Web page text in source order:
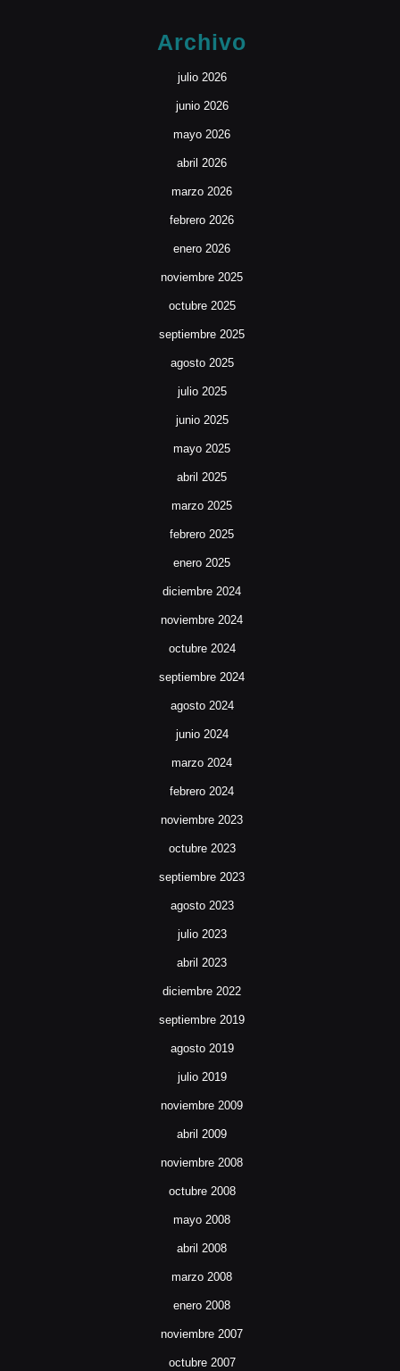
Archivo
julio 2026
junio 2026
mayo 2026
abril 2026
marzo 2026
febrero 2026
enero 2026
noviembre 2025
octubre 2025
septiembre 2025
agosto 2025
julio 2025
junio 2025
mayo 2025
abril 2025
marzo 2025
febrero 2025
enero 2025
diciembre 2024
noviembre 2024
octubre 2024
septiembre 2024
agosto 2024
junio 2024
marzo 2024
febrero 2024
noviembre 2023
octubre 2023
septiembre 2023
agosto 2023
julio 2023
abril 2023
diciembre 2022
septiembre 2019
agosto 2019
julio 2019
noviembre 2009
abril 2009
noviembre 2008
octubre 2008
mayo 2008
abril 2008
marzo 2008
enero 2008
noviembre 2007
octubre 2007